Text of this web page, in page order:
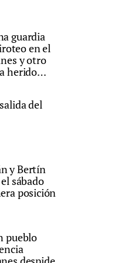
guardia
en el
y otro
herido
del
y Bertín
sábado
posición
pueblo